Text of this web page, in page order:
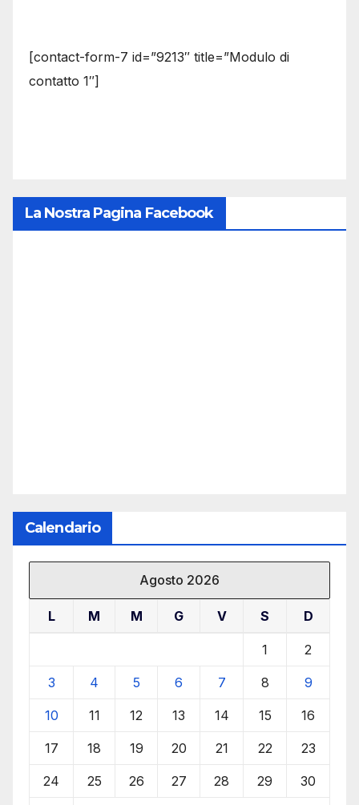
[contact-form-7 id=”9213″ title=”Modulo di
contatto 1″]
La Nostra Pagina Facebook
Calendario
Agosto 2026
L M M G V S D
1 2
3 4 5 6 7 8 9
10 11 12 13 14 15 16
17 18 19 20 21 22 23
24 25 26 27 28 29 30